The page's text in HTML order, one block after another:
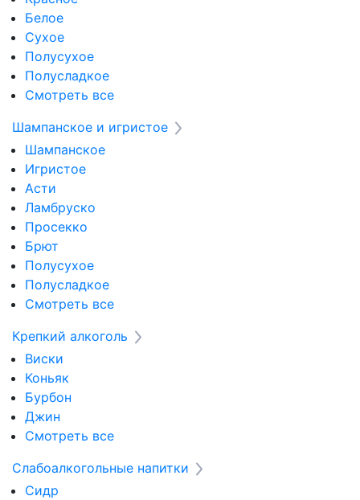
Белое
Сухое
Полусухое
Полусладкое
Смотреть все
Шампанское и игристое
Шампанское
Игристое
Асти
Ламбруско
Просекко
Брют
Полусухое
Полусладкое
Смотреть все
Крепкий алкоголь
Виски
Коньяк
Бурбон
Джин
Смотреть все
Слабоалкогольные напитки
Сидр